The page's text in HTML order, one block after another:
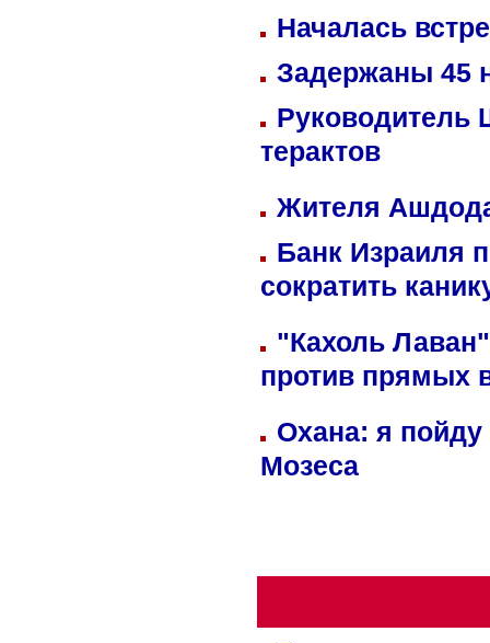
Началась
Задержаны 45
Руководитель
терактов
Жителя
Банк Израиля
сократить
"Кахоль
против прямых
Охана: я пойду
Мозеса